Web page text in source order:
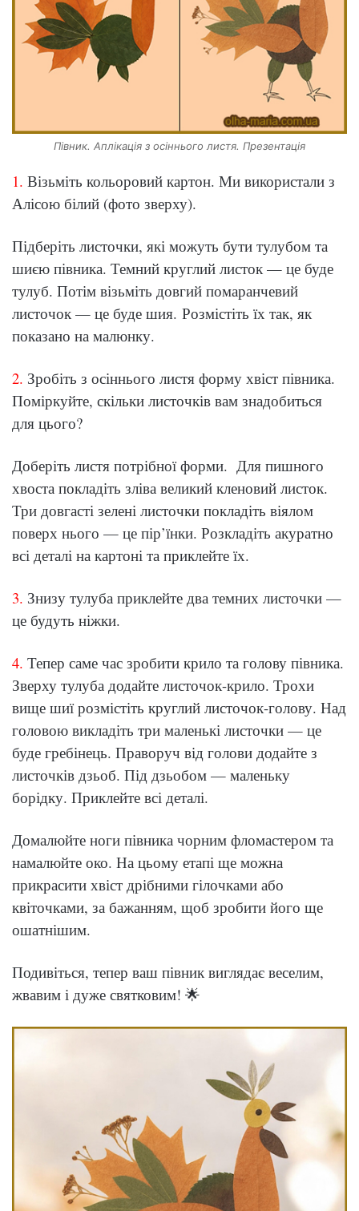
Півник. Аплікація з осіннього листя. Презентація
1. Візьміть кольоровий картон. Ми використали з
Алісою білий (фото зверху).
Підберіть листочки, які можуть бути тулубом та
шиєю півника. Темний круглий листок — це буде
тулуб. Потім візьміть довгий помаранчевий
листочок — це буде шия. Розмістіть їх так, як
показано на малюнку.
2. Зробіть з осіннього листя форму хвіст півника.
Поміркуйте, скільки листочків вам знадобиться
для цього?
Доберіть листя потрібної форми. Для пишного
хвоста покладіть зліва великий кленовий листок.
Три довгасті зелені листочки покладіть віялом
поверх нього — це пір’їнки. Розкладіть акуратно
всі деталі на картоні та приклейте їх.
3. Знизу тулуба приклейте два темних листочки —
це будуть ніжки.
4. Тепер саме час зробити крило та голову півника.
Зверху тулуба додайте листочок-крило. Трохи
вище шиї розмістіть круглий листочок-голову. Над
головою викладіть три маленькі листочки — це
буде гребінець. Праворуч від голови додайте з
листочків дзьоб. Під дзьобом — маленьку
борідку. Приклейте всі деталі.
Домалюйте ноги півника чорним фломастером та
намалюйте око. На цьому етапі ще можна
прикрасити хвіст дрібними гілочками або
квіточками, за бажанням, щоб зробити його ще
ошатнішим.
Подивіться, тепер ваш півник виглядає веселим,
жвавим і дуже святковим! 🌟